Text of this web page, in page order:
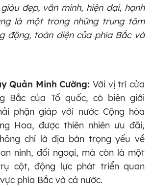
đẹp, văn minh, hiện đại, hạnh
là một trong những trung tâm
động, toàn diện của phía Bắc và
Quản Minh Cường:Với vị trí cửa
Bắc của Tổ quốc, có biên giới
phận giáp với nước Cộng hòa
Hoa, được thiên nhiên ưu đãi,
chỉ là địa bàn trọng yếu về
ninh, đối ngoại, mà còn là một
cột, động lực phát triển quan
phía Bắc và cả nước.